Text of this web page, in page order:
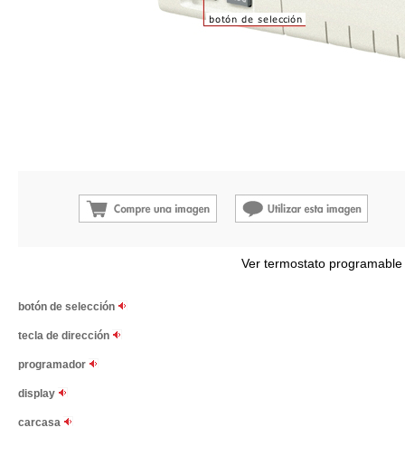
Ver termostato
botón de selección
tecla de dirección
programador
display
carcasa